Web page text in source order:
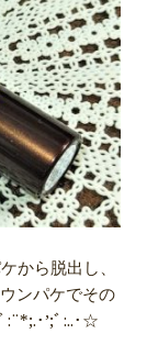
から脱出し、
ンパケでその
･’;ﾞ:..･☆